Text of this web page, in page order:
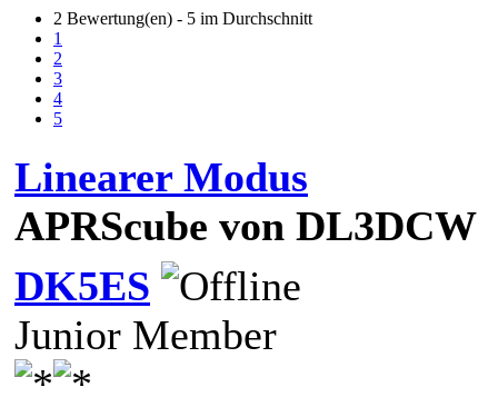
2 Bewertung(en) - 5 im Durchschnitt
1
2
3
4
5
Linearer Modus
APRScube von DL3DCW
DK5ES
Junior Member